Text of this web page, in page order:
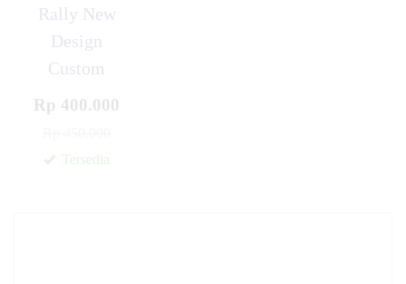
Rally New
Design
Custom
Rp 400.000
Tersedia